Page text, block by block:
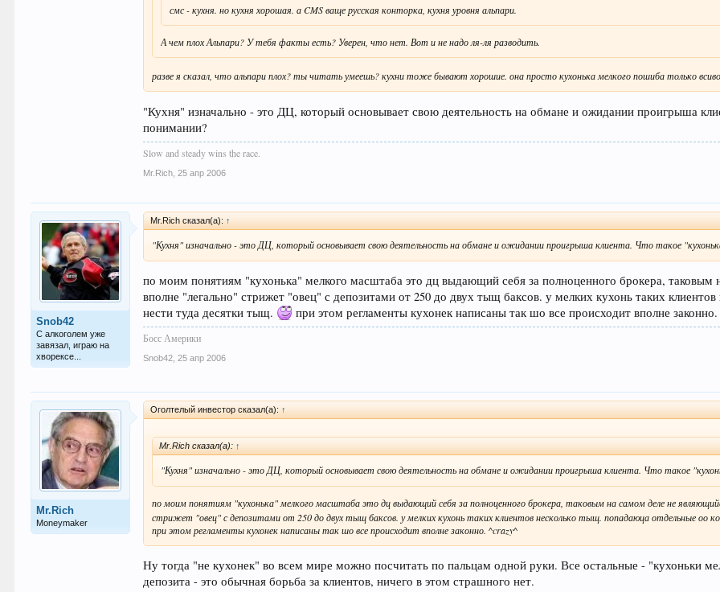
смс - кухня. но кухня хорошая. а CMS ваще русская конторка, кухня уровня альпари.
А чем плох Альпари? У тебя факты есть? Уверен, что нет. Вот и не надо ля-ля разводить.
разве я сказал, что альпари плох? ты читать умеешь? кухни тоже бывают хорошие. она просто кухонька мелкого пошиба только
"Кухня" изначально - это ДЦ, который основывает свою деятельность на обмане и ожидании проигрыша
понимании?
Slow and steady wins the race.
Mr.Rich 25 апр 2006
Snob42
С алкоголем уже
завязал, играю на
хворексе...
Mr.Rich сказал(а): ↑
"Кухня" изначально - это ДЦ, который основывает свою деятельность на обмане и ожидании проигрыша клиента. Что такое
по моим понятиям "кухонька" мелкого масштаба это дц выдающий себя за полноценного брокера,
вполне "легально" стрижет "овец" с депозитами от 250 до двух тыщ баксов. у мелких кухонь таких
нести туда десятки тыщ.
при этом регламенты кухонек написаны так шо все происходит вполне
Босс Америки
Snob42 25 апр 2006
Mr.Rich
Moneymaker
Оголтелый инвестор сказал(а): ↑
Mr.Rich сказал(а): ↑
"Кухня" изначально - это ДЦ, который основывает свою деятельность на обмане и ожидании проигрыша клиента. Что такое
по моим понятиям "кухонька" мелкого масштаба это дц выдающий себя за полноценного брокера, таковым на самом деле не
стрижет "овец" с депозитами от 250 до двух тыщ баксов. у мелких кухонь таких клиентов несколько тыщ. попадаюца отдельные
при этом регламенты кухонек написаны так шо все происходит вполне законно. ^crazy^
Ну тогда "не кухонек" во всем мире можно посчитать по пальцам одной руки. Все остальные - "кухоньки
депозита - это обычная борьба за клиентов, ничего в этом страшного нет.